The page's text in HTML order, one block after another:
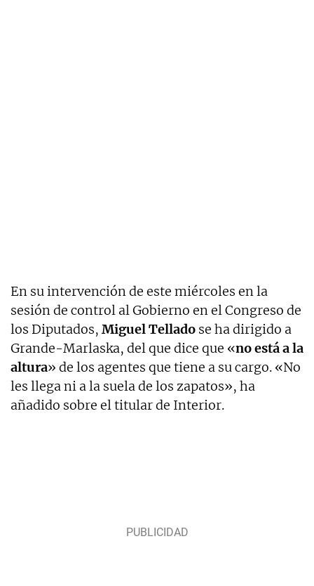
En su intervención de este miércoles en la
sesión de control al Gobierno en el Congreso de
los Diputados, Miguel Tellado se ha dirigido a
Grande-Marlaska, del que dice que «no está a la
altura» de los agentes que tiene a su cargo. «No
les llega ni a la suela de los zapatos», ha
añadido sobre el titular de Interior.